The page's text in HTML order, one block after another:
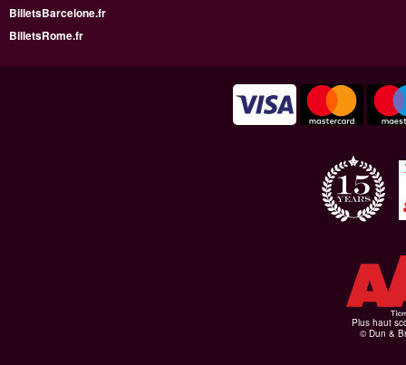
BilletsBarcelone.fr
BilletsRome.fr
Plus haut
© Dun &